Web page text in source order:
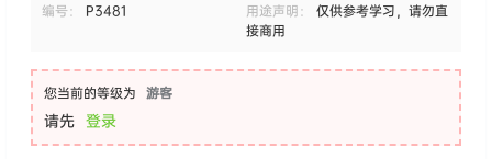
编号： P3481 用途声明：
仅供参考学习，请勿直
接商用
您当前的等级为 游客
请先 登录